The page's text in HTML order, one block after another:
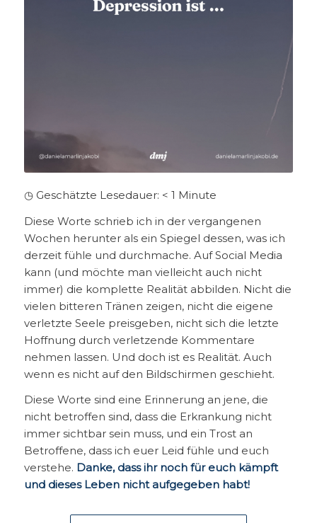
◷ Geschätzte Lesedauer: < 1 Minute
Diese Worte schrieb ich in der vergangenen
Wochen herunter als ein Spiegel dessen, was ich
derzeit fühle und durchmache. Auf Social Media
kann (und möchte man vielleicht auch nicht
immer) die komplette Realität abbilden. Nicht die
vielen bitteren Tränen zeigen, nicht die eigene
verletzte Seele preisgeben, nicht sich die letzte
Hoffnung durch verletzende Kommentare
nehmen lassen. Und doch ist es Realität. Auch
wenn es nicht auf den Bildschirmen geschieht.
Diese Worte sind eine Erinnerung an jene, die
nicht betroffen sind, dass die Erkrankung nicht
immer sichtbar sein muss, und ein Trost an
Betroffene, dass ich euer Leid fühle und euch
verstehe. Danke, dass ihr noch für euch kämpft
und dieses Leben nicht aufgegeben habt!